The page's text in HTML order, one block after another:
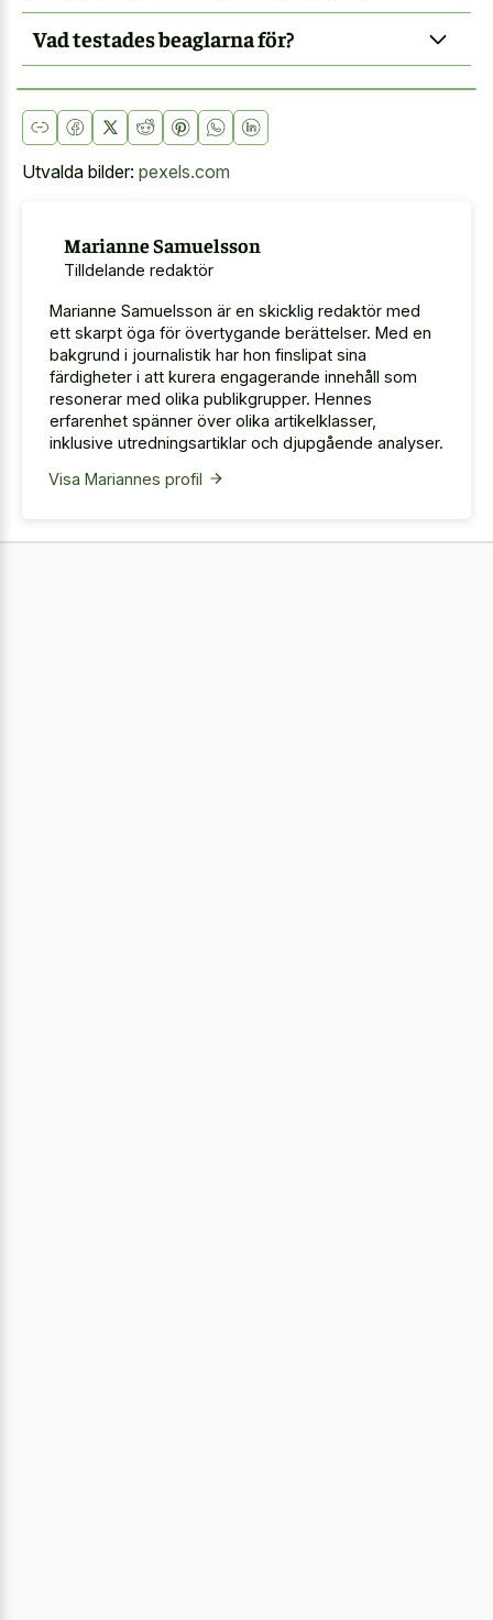
Vad testades beaglarna för?
Utvalda bilder: pexels.com
Marianne Samuelsson
Tilldelande redaktör
Marianne Samuelsson är en skicklig redaktör med
ett skarpt öga för övertygande berättelser. Med en
bakgrund i journalistik har hon finslipat sina
färdigheter i att kurera engagerande innehåll som
resonerar med olika publikgrupper. Hennes
erfarenhet spänner över olika artikelklasser,
inklusive utredningsartiklar och djupgående analyser.
Visa Mariannes profil